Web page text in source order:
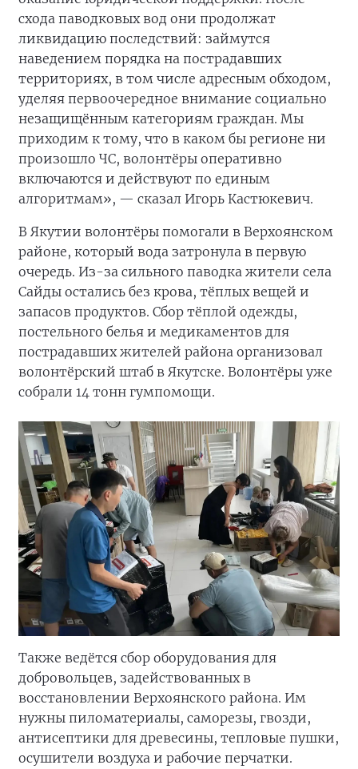
схода паводковых вод они продолжат
ликвидацию последствий: займутся
наведением порядка на пострадавших
территориях, в том числе адресным обходом,
уделяя первоочередное внимание социально
незащищённым категориям граждан. Мы
приходим к тому, что в каком бы регионе ни
произошло ЧС, волонтёры оперативно
включаются и действуют по единым
алгоритмам», — сказал Игорь Кастюкевич.
В Якутии волонтёры помогали в Верхоянском
районе, который вода затронула в первую
очередь. Из-за сильного паводка жители села
Сайды остались без крова, тёплых вещей и
запасов продуктов. Сбор тёплой одежды,
постельного белья и медикаментов для
пострадавших жителей района организовал
волонтёрский штаб в Якутске. Волонтёры уже
собрали 14 тонн гумпомощи.
Также ведётся сбор оборудования для
добровольцев, задействованных в
восстановлении Верхоянского района. Им
нужны пиломатериалы, саморезы, гвозди,
антисептики для древесины, тепловые пушки,
осушители воздуха и рабочие перчатки.